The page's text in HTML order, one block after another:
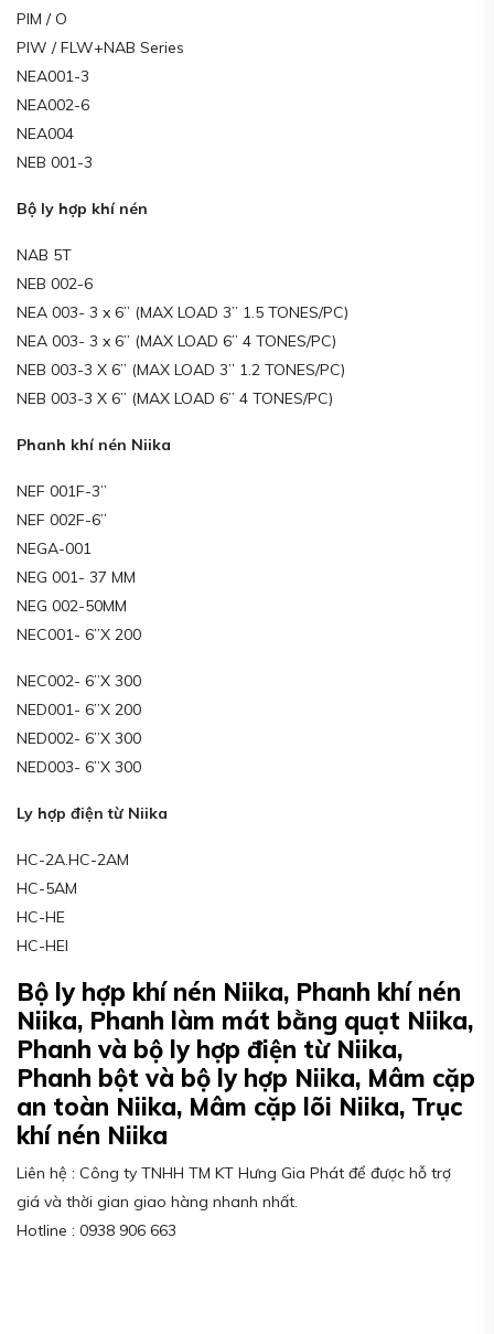
PIM / O
PIW / FLW+NAB Series
NEA001-3
NEA002-6
NEA004
NEB 001-3
Bộ ly hợp khí nén
NAB 5T
NEB 002-6
NEA 003- 3 x 6” (MAX LOAD 3” 1.5 TONES/PC)
NEA 003- 3 x 6” (MAX LOAD 6” 4 TONES/PC)
NEB 003-3 X 6” (MAX LOAD 3” 1.2 TONES/PC)
NEB 003-3 X 6” (MAX LOAD 6” 4 TONES/PC)
Phanh khí nén Niika
NEF 001F-3”
NEF 002F-6”
NEGA-001
NEG 001- 37 MM
NEG 002-50MM
NEC001- 6”X 200
NEC002- 6”X 300
NED001- 6”X 200
NED002- 6”X 300
NED003- 6”X 300
Ly hợp điện từ Niika
HC-2A.HC-2AM
HC-5AM
HC-HE
HC-HEI
Bộ ly hợp khí nén Niika, Phanh khí nén
Niika, Phanh làm mát bằng quạt Niika,
Phanh và bộ ly hợp điện từ Niika,
Phanh bột và bộ ly hợp Niika, Mâm cặp
an toàn Niika, Mâm cặp lõi Niika, Trục
khí nén Niika
Liên hệ : Công ty TNHH TM KT Hưng Gia Phát để được hỗ trợ
giá và thời gian giao hàng nhanh nhất.
Hotline : 0938 906 663